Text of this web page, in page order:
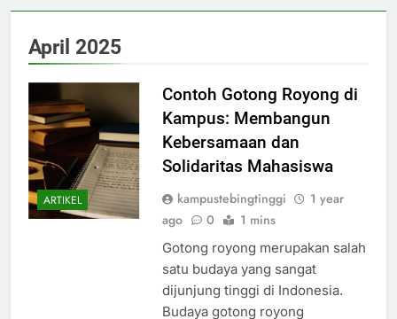
April 2025
ARTIKEL
Contoh Gotong Royong di
Kampus: Membangun
Kebersamaan dan
Solidaritas Mahasiswa
kampustebingtinggi
1 year
ago
0 1 mins
Gotong royong merupakan salah
satu budaya yang sangat
dijunjung tinggi di Indonesia.
Budaya gotong royong